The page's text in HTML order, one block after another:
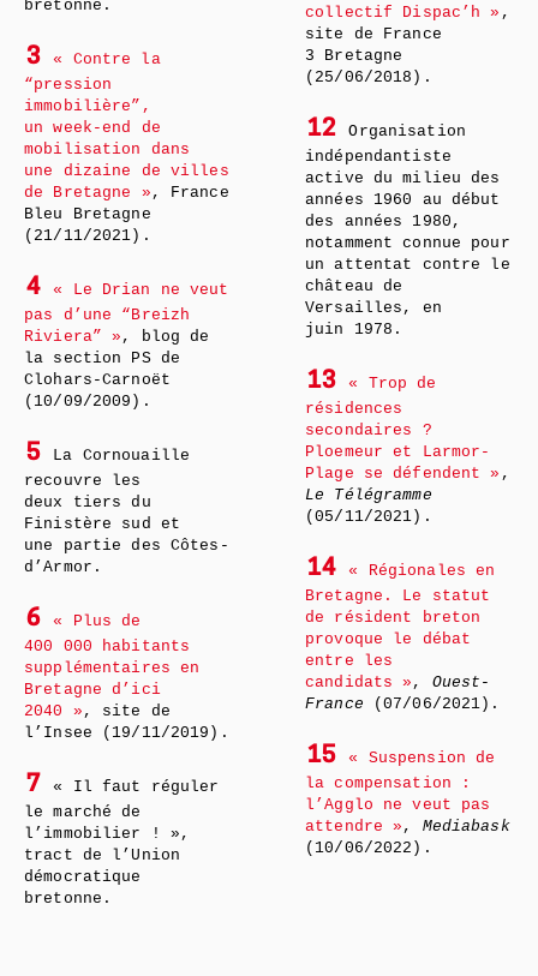
bretonne.
3
« Contre la
“pression
immobilière”,
un week-end de
mobilisation dans
une dizaine de villes
de Bretagne » , France
Bleu Bretagne
(21/11/2021).
4
« Le Drian ne veut
pas d’une “Breizh
Riviera” » , blog de
la section PS de
Clohars-Carnoët
(10/09/2009).
5
La Cornouaille
recouvre les
deux tiers du
Finistère sud et
une partie des Côtes-
d’Armor.
6
« Plus de
400 000 habitants
supplémentaires en
Bretagne d’ici
2040 » , site de
l’Insee (19/11/2019).
7
« Il faut réguler
le marché de
l’immobilier ! »,
tract de l’Union
démocratique
bretonne.
collectif Dispac’h » ,
site de France
3 Bretagne
(25/06/2018).
12
Organisation
indépendantiste
active du milieu des
années 1960 au début
des années 1980,
notamment connue pour
un attentat contre le
château de
Versailles, en
juin 1978.
13
« Trop de
résidences
secondaires ?
Ploemeur et Larmor-
Plage se défendent » ,
Le Télégramme
(05/11/2021).
14
« Régionales en
Bretagne. Le statut
de résident breton
provoque le débat
entre les
candidats » , Ouest-
France (07/06/2021).
15
« Suspension de
la compensation :
l’Agglo ne veut pas
attendre » , Mediabask
(10/06/2022).